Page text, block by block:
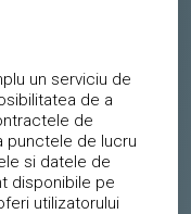
un serviciu de
de a
de
punctele de lucru
si datele de
disponibile pe
utilizatorului